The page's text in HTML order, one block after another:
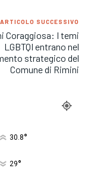
ARTICOLO SUCCESSIVO
Coraggiosa: I temi
LGBTQI entrano nel
strategico del
Comune di Rimini
30.8°
29°